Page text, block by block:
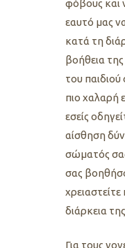
φόβους και
εαυτό μας
κατά τη
βοήθεια
του παιδιού
πιο χαλαρή
εσείς
αίσθηση
σώματός
σας
διάρκεια
Για τους